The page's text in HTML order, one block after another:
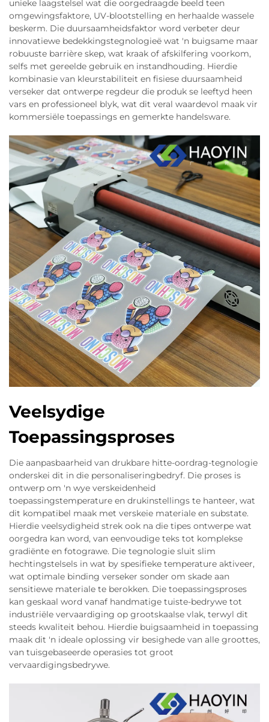
unieke laagstelsel wat die oorgedraagde beeld teen
omgewingsfaktore, UV-blootstelling en herhaalde wassele
beskerm. Die duursaamheidsfaktor word verbeter deur
innovatiewe bedekkingstegnologieë wat 'n buigsame maar
robuuste barrière skep, wat kraak of afskilfering voorkom,
selfs met gereelde gebruik en instandhouding. Hierdie
kombinasie van kleurstabiliteit en fisiese duursaamheid
verseker dat ontwerpe regdeur die produk se leeftyd heen
vars en professioneel blyk, wat dit veral waardevol maak vir
kommersiële toepassings en gemerkte handelsware.
Veelsydige
Toepassingsproses
Die aanpasbaarheid van drukbare hitte-oordrag-tegnologie
onderskei dit in die personaliseringbedryf. Die proses is
ontwerp om 'n wye verskeidenheid
toepassingstemperature en drukinstellings te hanteer, wat
dit kompatibel maak met verskeie materiale en substate.
Hierdie veelsydigheid strek ook na die tipes ontwerpe wat
oorgedra kan word, van eenvoudige teks tot komplekse
gradiënte en fotograwe. Die tegnologie sluit slim
hechtingstelsels in wat by spesifieke temperature aktiveer,
wat optimale binding verseker sonder om skade aan
sensitiewe materiale te berokken. Die toepassingsproses
kan geskaal word vanaf handmatige tuiste-bedrywe tot
industriële vervaardiging op grootskaalse vlak, terwyl dit
steeds kwaliteit behou. Hierdie buigsaamheid in toepassing
maak dit 'n ideale oplossing vir besighede van alle groottes,
van tuisgebaseerde operasies tot groot
vervaardigingsbedrywe.